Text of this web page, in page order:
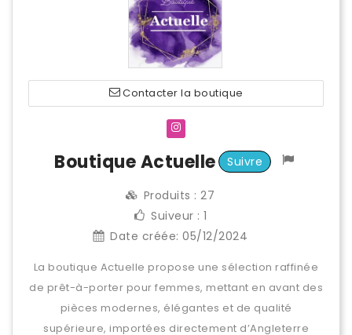
Contacter la boutique
Boutique Actuelle Suivre
Produits : 27
Suiveur : 1
Date créée:05/12/2024
La boutique Actuelle propose une sélection raffinée
de prêt-à-porter pour femmes, mettant en avant des
pièces modernes, élégantes et de qualité
supérieure, importées directement d’Angleterre